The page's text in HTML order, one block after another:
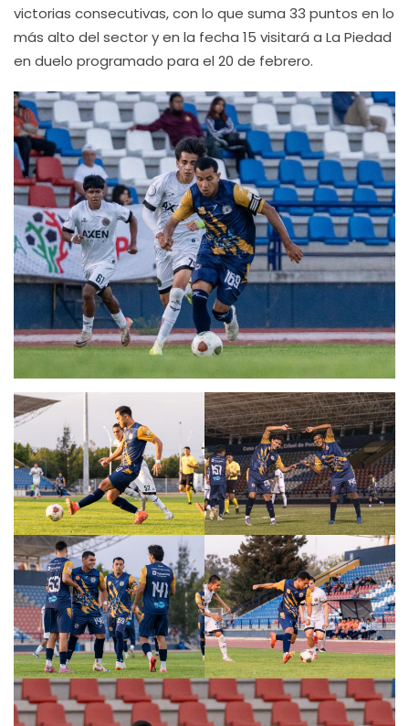
victorias consecutivas, con lo que suma 33 puntos en lo
más alto del sector y en la fecha 15 visitará a La Piedad
en duelo programado para el 20 de febrero.